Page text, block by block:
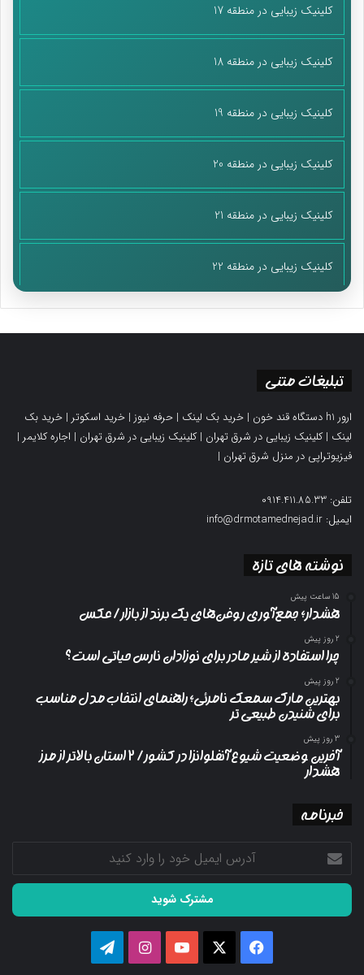
کلینیک زیبایی در منطقه 17
کلینیک زیبایی در منطقه 18
کلینیک زیبایی در منطقه 19
کلینیک زیبایی در منطقه 20
کلینیک زیبایی در منطقه 21
کلینیک زیبایی در منطقه 22
تبلیغات متنی
ارور h1 دستگاه قند خون | خرید بک لینک | حرفه نیوز | خرید اسکوتر | خرید بک
لینک |کلینیک زیبایی در شرق تهران |کلینیک زیبایی در شرق تهران | اجاره کلایمر |
فیزیوتراپی در منزل شرق تهران |
تلفن: 0914.411.85.33
ایمیل: info@drmotamednejad.ir
نوشته های تازه
15 ساعت پیش
هشدار؛ جمع‌آوری روغن‌های یک برند از بازار/ عکس
2 روز پیش
چرا استفاده از شیر مادر برای نوزادان نارس حیاتی است؟
2 روز پیش
بهترین مارک سمعک نامرئی؛ راهنمای انتخاب مدل مناسب
برای شنیدن طبیعی تر
3 روز پیش
آخرین وضعیت شیوع آنفلوانزا در کشور/ ۲ استان بالاتر از مرز
هشدار
خبرنامه
آدرس
ایمیل
خود
وارد
فیسبوک ایکسیوتیوباینستاگرامتلگرام